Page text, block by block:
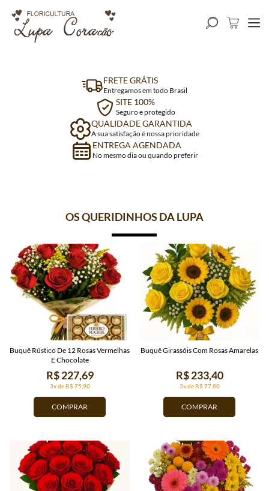
FRETE GRÁTIS
Entregamos em todo Brasil
SITE 100%
Seguro e protegido
QUALIDADE GARANTIDA
A sua satisfação é nossa prioridade
ENTREGA AGENDADA
No mesmo dia ou quando preferir
OS QUERIDINHOS DA LUPA
COMPRAR
3x de R$ 75,90
R$ 227,69
Buquê Rústico De 12 Rosas Vermelhas
E Chocolate
COMPRAR
3x de R$ 77,80
R$ 233,40
Buquê Girassóis Com Rosas Amarelas